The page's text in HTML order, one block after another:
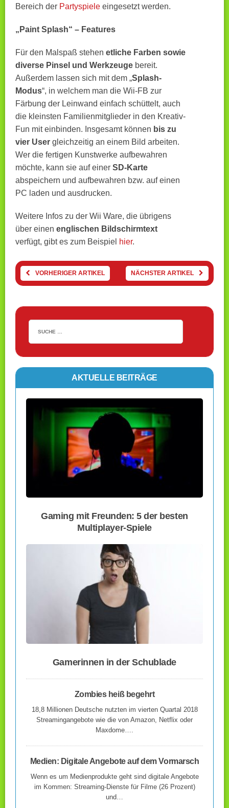
Bereich der Partyspiele eingesetzt werden.
„Paint Splash“ – Features
Für den Malspaß stehen etliche Farben sowie
diverse Pinsel und Werkzeuge bereit.
Außerdem lassen sich mit dem „Splash-
Modus“, in welchem man die Wii-FB zur
Färbung der Leinwand einfach schüttelt, auch
die kleinsten Familienmitglieder in den Kreativ-
Fun mit einbinden. Insgesamt können bis zu
vier User gleichzeitig an einem Bild arbeiten.
Wer die fertigen Kunstwerke aufbewahren
möchte, kann sie auf einer SD-Karte
abspeichern und aufbewahren bzw. auf einen
PC laden und ausdrucken.
Weitere Infos zu der Wii Ware, die übrigens
über einen englischen Bildschirmtext
verfügt, gibt es zum Beispiel hier.
VORHERIGER ARTIKEL NÄCHSTER ARTIKEL
AKTUELLE BEITRÄGE
Gaming mit Freunden: 5 der besten
Multiplayer-Spiele
Gamerinnen in der Schublade
Zombies heiß begehrt
18,8 Millionen Deutsche nutzten im vierten Quartal 2018
Streamingangebote wie die von Amazon, Netflix oder
Maxdome….
Medien: Digitale Angebote auf dem Vormarsch
Wenn es um Medienprodukte geht sind digitale Angebote
im Kommen: Streaming-Dienste für Filme (26 Prozent)
und…